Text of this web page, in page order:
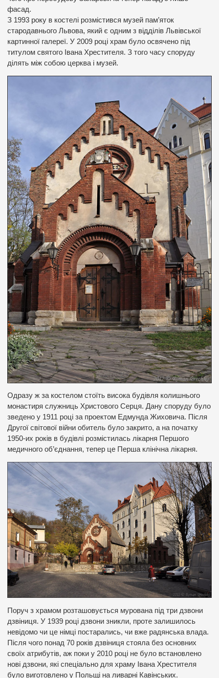
фасад.
З 1993 року в костелі розмістився музей пам’яток
стародавнього Львова, який є одним з відділів Львівської
картинної галереї. У 2009 році храм було освячено під
титулом святого Івана Хрестителя. З того часу споруду
ділять між собою церква і музей.
Одразу ж за костелом стоїть висока будівля колишнього
монастиря служниць Христового Серця. Дану споруду було
зведено у 1911 році за проектом Едмунда Жиховича. Після
Другої світової війни обитель було закрито, а на початку
1950-их років в будівлі розмістилась лікарня Першого
медичного об’єднання, тепер це Перша клінічна лікарня.
Поруч з храмом розташовується мурована під три дзвони
дзвіниця. У 1939 році дзвони зникли, проте залишилось
невідомо чи це німці постарались, чи вже радянська влада.
Після чого понад 70 років дзвіниця стояла без основних
своїх атрибутів, аж поки у 2010 році не було встановлено
нові дзвони, які спеціально для храму Івана Хрестителя
було виготовлено у Польщі на ливарні Кавінських.